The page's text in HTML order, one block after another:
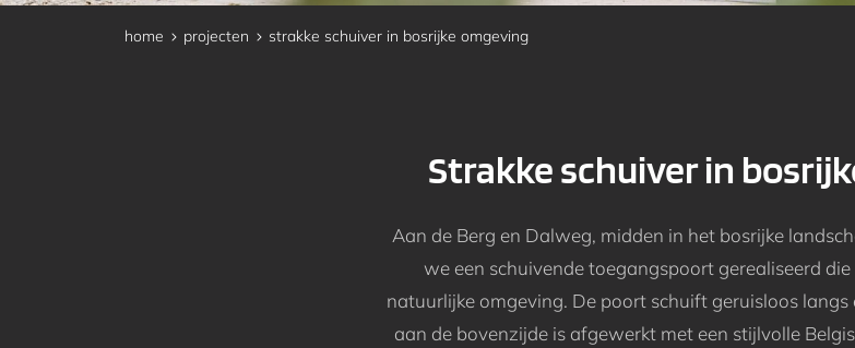
home projecten strakke schuiver in bosrijke omgeving
Strakke schuiver in
Aan de Berg en Dalweg, midden in het bosrijke
we een schuivende toegangspoort gerealiseerd
natuurlijke omgeving. De poort schuift geruisloos langs
aan de bovenzijde is afgewerkt met een stijlvolle